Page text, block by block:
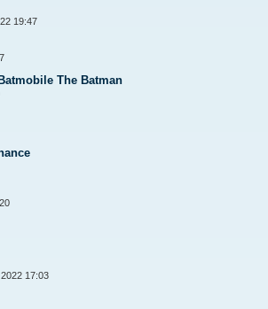
19:47
The Batman
17:03